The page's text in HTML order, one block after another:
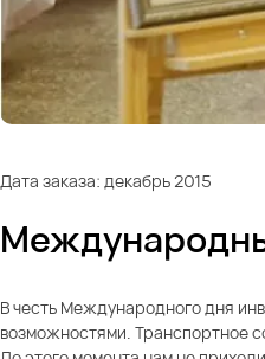
Дата заказа: декабрь 2015
В честь Международного дня
возможностями. Транспортное